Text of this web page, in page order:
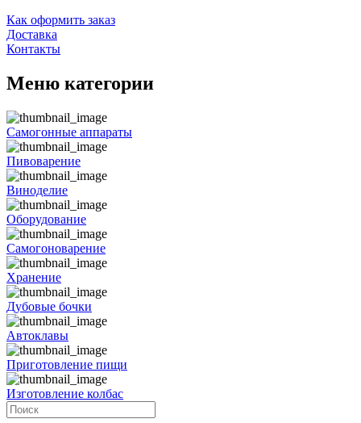
Как оформить заказ
Доставка
Контакты
Меню категории
Самогонные аппараты
Пивоварение
Виноделие
Оборудование
Самогоноварение
Хранение
Дубовые бочки
Автоклавы
Приготовление пищи
Изготовление колбас